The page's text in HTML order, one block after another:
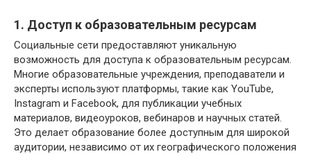
1. Доступ к образовательным ресурсам
Социальные сети предоставляют уникальную
возможность для доступа к образовательным ресурсам.
Многие образовательные учреждения, преподаватели и
эксперты используют платформы, такие как YouTube,
Instagram и Facebook, для публикации учебных
материалов, видеоуроков, вебинаров и научных статей.
Это делает образование более доступным для широкой
аудитории, независимо от их географического положения